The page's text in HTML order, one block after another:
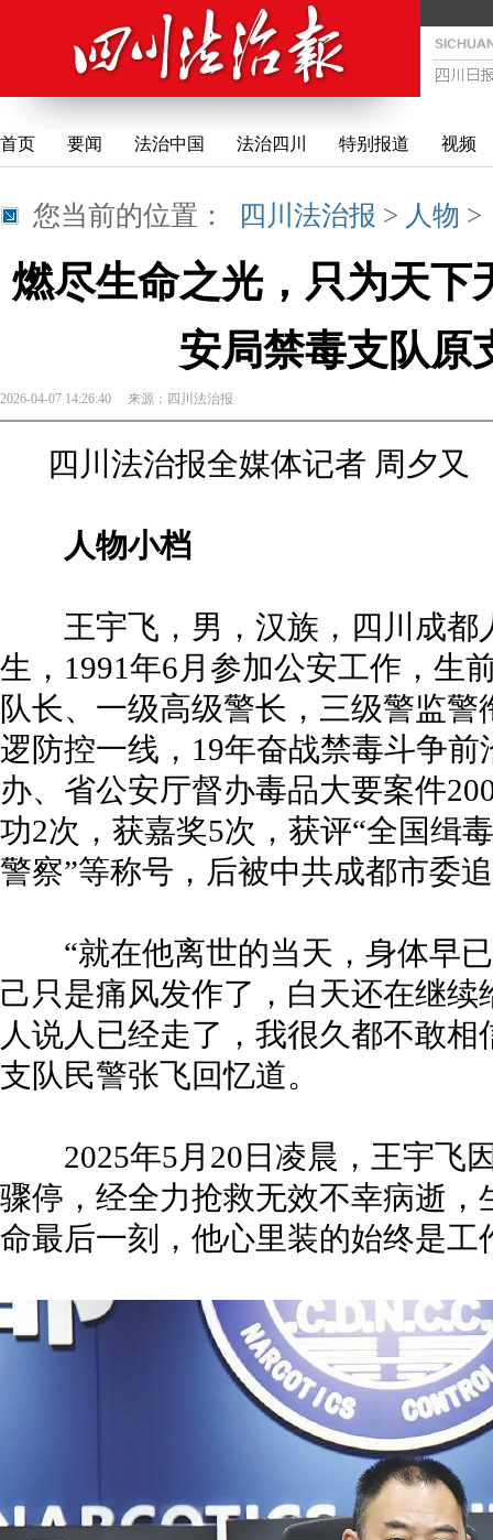
首页 要闻 法治中国 法治四川 特别报道 视频
您当前的位置： 四川法治报 > 人物
燃尽生命之光，只为天
安局禁毒支队原
2026-04-07 14:26:40 来源： 四川法治报
四川法治报全媒体记者 周夕又
人物小档
王宇飞，男，汉族，四川成都
生，1991年6月参加公安工作，生
队长、一级高级警长，三级警监
逻防控一线，19年奋战禁毒斗争
办、省公安厅督办毒品大要案件
功2次，获嘉奖5次，获评“全国缉
警察”等称号，后被中共成都市委
“就在他离世的当天，身体早已
己只是痛风发作了，白天还在继
人说人已经走了，我很久都不敢
支队民警张飞回忆道。
2025年5月20日凌晨，王宇飞
骤停，经全力抢救无效不幸病逝
命最后一刻，他心里装的始终是工